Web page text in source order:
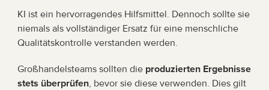
KI ist ein hervorragendes Hilfsmittel. Dennoch sollte sie
niemals als vollständiger Ersatz für eine menschliche
Qualitätskontrolle verstanden werden.
Großhandelsteams sollten die produzierten Ergebnisse
stets überprüfen, bevor sie diese verwenden. Dies gilt